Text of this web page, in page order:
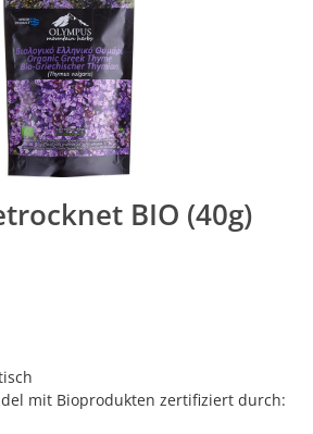
BIO (40g)
mit Bioprodukten zertifiziert durch: